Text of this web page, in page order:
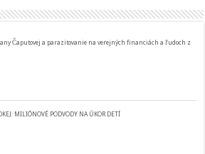
Čaputovej a parazitovanie na verejných financiách a ľudoch z
MILIÓNOVÉ PODVODY NA ÚKOR DETÍ